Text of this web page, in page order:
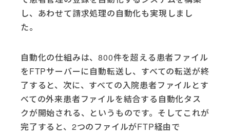
し、あわせて請求処理の自動化も実現しまし
た。
自動化の仕組みは、800件を超える患者ファイル
をFTPサーバーに自動転送し、すべての転送が終
了すると、次に、すべての入院患者ファイルとす
べての外来患者ファイルを結合する自動化タス
クが開始される、というものです。そしてこれが
完了すると、2つのファイルがFTP経由で